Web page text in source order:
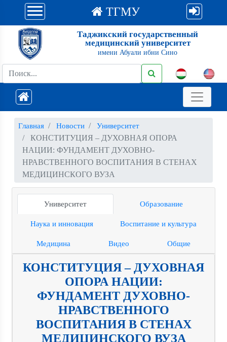
ТГМУ
Таджикский государственный
медицинский университет
имени Абуали ибни Сино
Главная Новости Университет
КОНСТИТУЦИЯ – ДУХОВНАЯ ОПОРА
НАЦИИ: ФУНДАМЕНТ ДУХОВНО-
НРАВСТВЕННОГО ВОСПИТАНИЯ В СТЕНАХ
МЕДИЦИНСКОГО ВУЗА
Университет Образование
Наука и инновация Воспитание и культура
Медицина Видео Общие
КОНСТИТУЦИЯ – ДУХОВНАЯ
ОПОРА НАЦИИ:
ФУНДАМЕНТ ДУХОВНО-
НРАВСТВЕННОГО
ВОСПИТАНИЯ В СТЕНАХ
МЕДИЦИНСКОГО ВУЗА